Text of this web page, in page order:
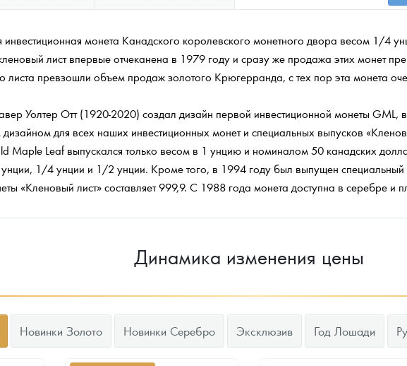
металлов
инвестиционная монета Канадского королевского монетного двора весом 1/4
лист впервые отчеканена в 1979 году и сразу же продажа этих монет
превзошли объем продаж золотого Крюгерранда, с тех пор эта монета
Уолтер Отт (1920-2020) создал дизайн первой инвестиционной монеты GML,
для всех наших инвестиционных монет и специальных выпусков
Maple Leaf выпускался только весом в 1 унцию и номиналом 50 канадских
1/4 унции и 1/2 унции. Кроме того, в 1994 году был выпущен
«Кленовый лист» составляет 999,9. С 1988 года монета доступна в серебре и
Динамика изменения цены
Новинки Золото Новинки Серебро Эксклюзив Год Лошади